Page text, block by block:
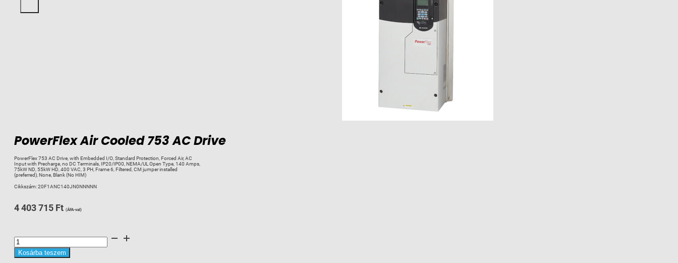
PowerFlex Air Cooled 753 AC Drive
PowerFlex 753 AC Drive, with Embedded I/O, Standard Protection, Forced Air, AC
Input with Precharge, no DC Terminals, IP20/IP00, NEMA/UL Open Type, 140 Amps,
75kW ND, 55kW HD, 400 VAC, 3 PH, Frame 6, Filtered, CM jumper installed
(preferred), None, Blank (No HIM)
Cikkszám:20F1ANC140JN0NNNNN
4 403 715 Ft (ÁFA-val)
Air
Cooled
753
AC
Kosárba teszem